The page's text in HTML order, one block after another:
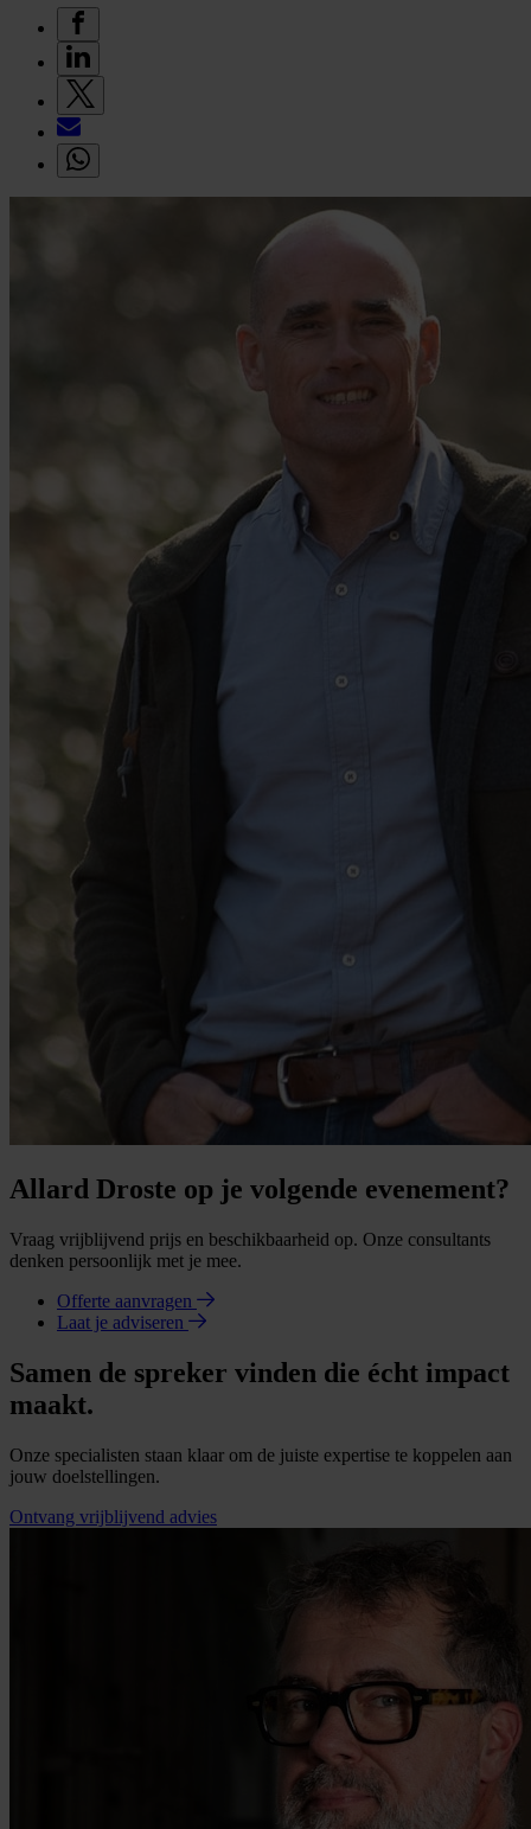
Allard Droste op je volgende evenement?
Vraag vrijblijvend prijs en beschikbaarheid op. Onze consultants
denken persoonlijk met je mee.
Offerte aanvragen
Laat je adviseren
Samen de spreker vinden die écht impact
maakt.
Onze specialisten staan klaar om de juiste expertise te koppelen aan
jouw doelstellingen.
Ontvang vrijblijvend advies